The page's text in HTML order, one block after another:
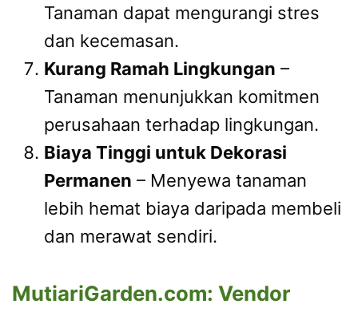
Tanaman dapat mengurangi stres
dan kecemasan.
Kurang Ramah Lingkungan –
Tanaman menunjukkan komitmen
perusahaan terhadap lingkungan.
Biaya Tinggi untuk Dekorasi
Permanen – Menyewa tanaman
lebih hemat biaya daripada membeli
dan merawat sendiri.
MutiariGarden.com: Vendor